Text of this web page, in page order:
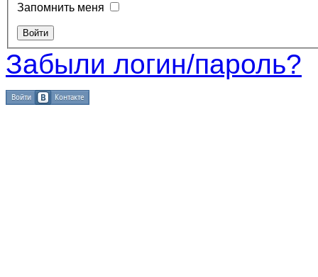
Запомнить меня
Забыли логин/пароль?